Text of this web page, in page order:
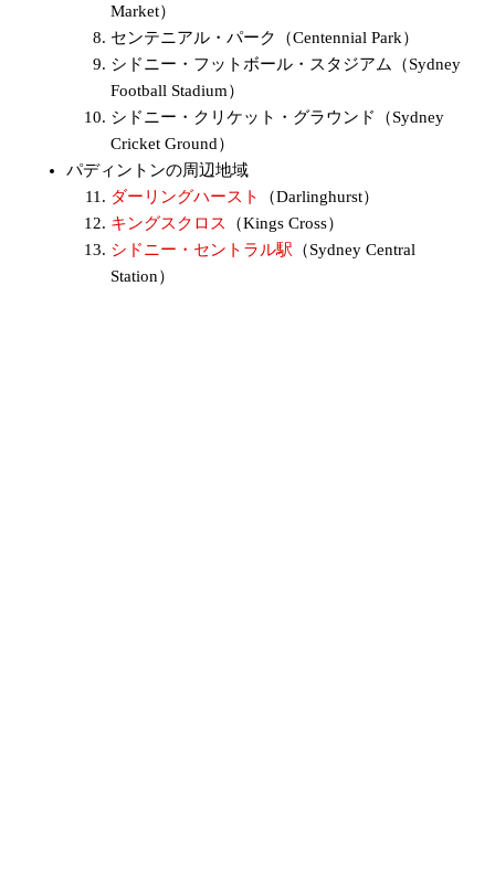
Market）
センテニアル・パーク（Centennial Park）
シドニー・フットボール・スタジアム（Sydney
Football Stadium）
シドニー・クリケット・グラウンド（Sydney
Cricket Ground）
パディントンの周辺地域
ダーリングハースト
（Darlinghurst）
キングスクロス
（Kings Cross）
シドニー・セントラル駅 （Sydney Central
Station）